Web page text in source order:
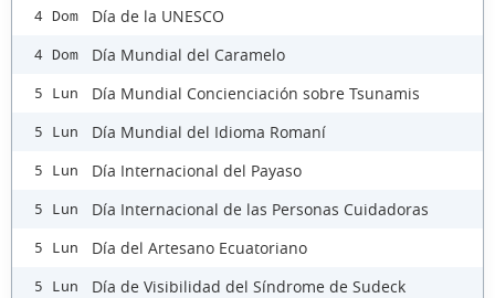
4 Dom Día de la UNESCO
4 Dom Día Mundial del Caramelo
5 Lun Día Mundial Concienciación sobre Tsunamis
5 Lun Día Mundial del Idioma Romaní
5 Lun Día Internacional del Payaso
5 Lun Día Internacional de las Personas Cuidadoras
5 Lun Día del Artesano Ecuatoriano
5 Lun Día de Visibilidad del Síndrome de Sudeck